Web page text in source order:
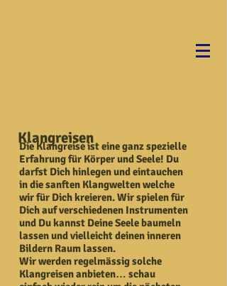
Klangreisen
Die Klangreise ist eine ganz spezielle
Erfahrung für Körper und Seele! Du
darfst Dich hinlegen und eintauchen
in die sanften Klangwelten welche
wir für Dich kreieren. Wir spielen für
Dich auf verschiedenen Instrumenten
und Du kannst Deine Seele baumeln
lassen und vielleicht deinen inneren
Bildern Raum lassen.
Wir werden regelmässig solche
Klangreisen anbieten… schau